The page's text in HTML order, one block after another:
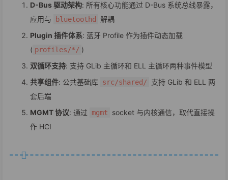
D-Bus 驱动架构: 所有核心功能通过 D-Bus 系统总线暴露，
应用与
bluetoothd
解耦
Plugin 插件体系: 蓝牙 Profile 作为插件动态加载
( profiles/*/ )
双循环支持: 支持 GLib 主循环和 ELL 主循环两种事件模型
共享组件: 公共基础库 src/shared/
支持 GLib 和 ELL 两
套后端
MGMT 协议: 通过 mgmt
socket 与内核通信，取代直接操
作 HCI